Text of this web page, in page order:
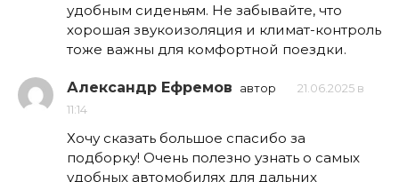
удобным сиденьям. Не забывайте, что
хорошая звукоизоляция и климат-контроль
тоже важны для комфортной поездки.
Александр Ефремов автор
21.06.2025 в
11:14
Хочу сказать большое спасибо за
подборку! Очень полезно узнать о самых
удобных автомобилях для дальних